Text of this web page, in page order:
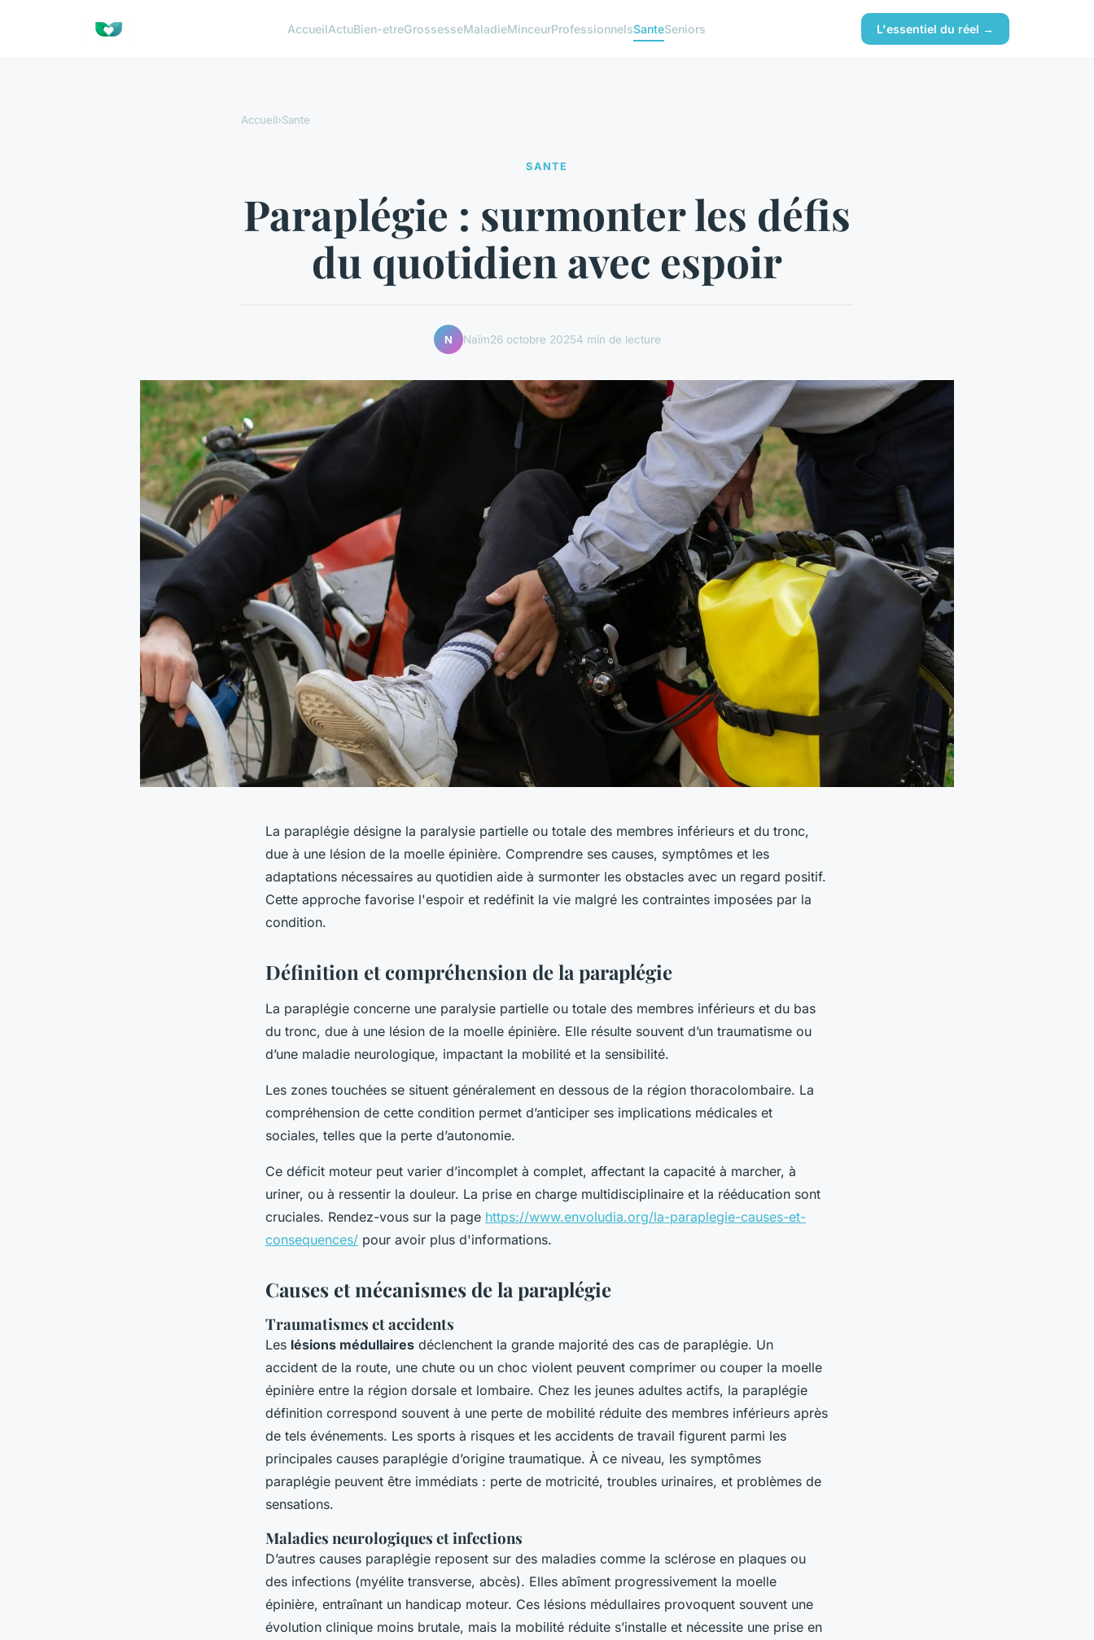
AccueilActuBien-etreGrossesseMaladieMinceurProfessionnelsSanteSeniors L'essentiel du réel →
Accueil›Sante
SANTE
Paraplégie : surmonter les défis
du quotidien avec espoir
N Naïm26 octobre 20254 min de lecture
La paraplégie désigne la paralysie partielle ou totale des membres inférieurs et du tronc,
due à une lésion de la moelle épinière. Comprendre ses causes, symptômes et les
adaptations nécessaires au quotidien aide à surmonter les obstacles avec un regard positif.
Cette approche favorise l'espoir et redéfinit la vie malgré les contraintes imposées par la
condition.
Définition et compréhension de la paraplégie
La paraplégie concerne une paralysie partielle ou totale des membres inférieurs et du bas
du tronc, due à une lésion de la moelle épinière. Elle résulte souvent d’un traumatisme ou
d’une maladie neurologique, impactant la mobilité et la sensibilité.
Les zones touchées se situent généralement en dessous de la région thoracolombaire. La
compréhension de cette condition permet d’anticiper ses implications médicales et
sociales, telles que la perte d’autonomie.
Ce déficit moteur peut varier d’incomplet à complet, affectant la capacité à marcher, à
uriner, ou à ressentir la douleur. La prise en charge multidisciplinaire et la rééducation sont
cruciales. Rendez-vous sur la page https://www.envoludia.org/la-paraplegie-causes-et-
consequences/ pour avoir plus d'informations.
Causes et mécanismes de la paraplégie
Traumatismes et accidents
Les lésions médullaires déclenchent la grande majorité des cas de paraplégie. Un
accident de la route, une chute ou un choc violent peuvent comprimer ou couper la moelle
épinière entre la région dorsale et lombaire. Chez les jeunes adultes actifs, la paraplégie
définition correspond souvent à une perte de mobilité réduite des membres inférieurs après
de tels événements. Les sports à risques et les accidents de travail figurent parmi les
principales causes paraplégie d’origine traumatique. À ce niveau, les symptômes
paraplégie peuvent être immédiats : perte de motricité, troubles urinaires, et problèmes de
sensations.
Maladies neurologiques et infections
D’autres causes paraplégie reposent sur des maladies comme la sclérose en plaques ou
des infections (myélite transverse, abcès). Elles abîment progressivement la moelle
épinière, entraînant un handicap moteur. Ces lésions médullaires provoquent souvent une
évolution clinique moins brutale, mais la mobilité réduite s’installe et nécessite une prise en